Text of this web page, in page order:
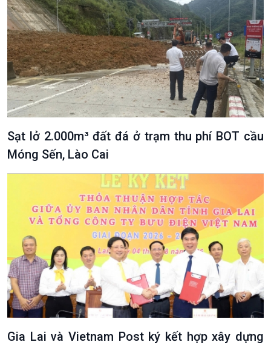
Văn hoá & Du lịch
Tin Văn hoá & Du lịch
Câu chuyện Thể thao
Multimedia
Ảnh
Infographic
Sạt lở 2.000m³ đất đá ở trạm thu phí BOT cầu
Móng Sến, Lào Cai
Gia Lai và Vietnam Post ký kết hợp xây dựng